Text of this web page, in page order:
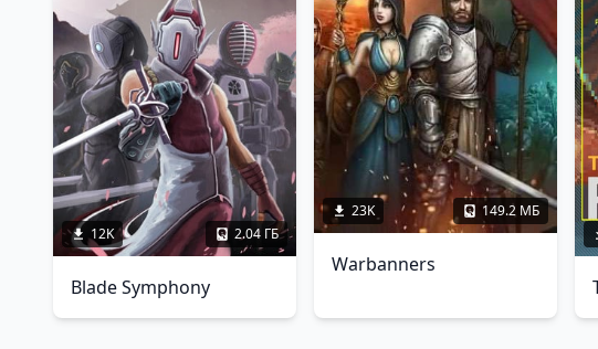
12K 2.04 ГБ
Blade Symphony
23K 149.2 МБ
Warbanners